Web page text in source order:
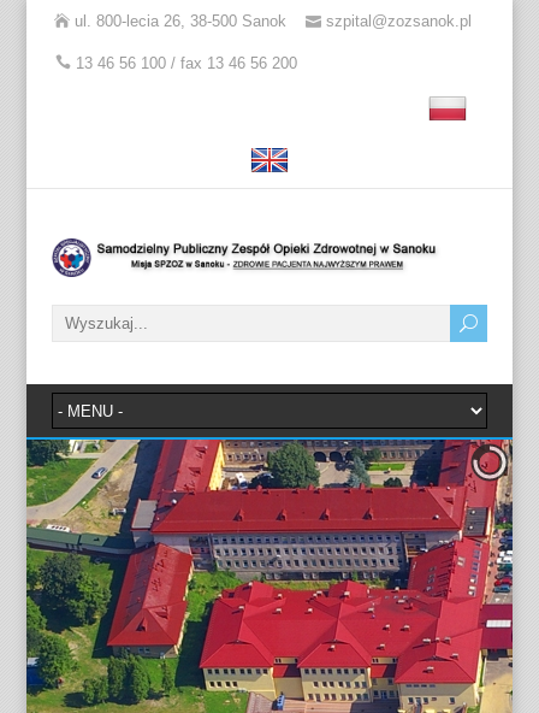
ul. 800-lecia 26, 38-500 Sanok szpital@zozsanok.pl
13 46 56 100 / fax 13 46 56 200